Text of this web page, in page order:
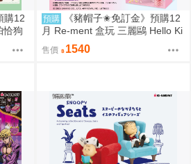
購12
恰狗
預購
《豬帽子✬免訂金》預購12
月 Re-ment 盒玩 三麗鷗 Hello Ki
tty 秘密房間之旅 中盒6入 0816
售價 1540